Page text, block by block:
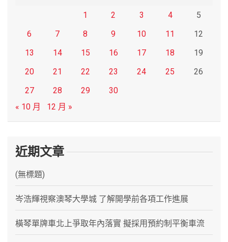
1
2 3 4
5
6
7 8 9 10 11
12
13
14 15 16 17 18
19
20
21 22 23 24 25
26
27
28 29
30
« 10 月
12 月 »
近期文章
(無標題)
岑浩輝視察澳琴大學城 了解開學前各項工作進展
橫琴單牌車北上爭取年內落實 擬採用預約制平衡車流